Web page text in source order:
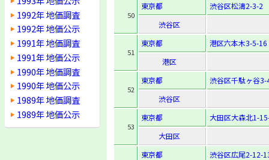
1992年 地価調査
1992年 地価公示
1991年 地価調査
1991年 地価公示
1990年 地価調査
1990年 地価公示
1989年 地価調査
1989年 地価公示
50
東京都
渋谷区松濤2-3-2
渋谷区
51
東京都
港区六本木3-5-16
港区
52
東京都
渋谷区千駄ヶ谷3-
渋谷区
53
東京都
大田区大森北1-
大田区
東京都
渋谷区広尾2-12-